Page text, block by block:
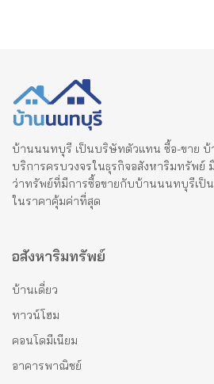
บ้านนนทบุรี เป็นบริษัทตัวแทน ซื้อ-ขาย บ้
บริการครบวงจรในธุรกิจอสังหาริมทรัพย์
ว่าทรัพย์ที่มีการซื้อขายกับบ้านนนทบุรีเ
ในราคาคุ้มค่าที่สุด
อสังหาริมทรัพย์
บ้านเดี่ยว
ทาวน์โฮม
คอนโดมีเนียม
อาคารพาณิชย์